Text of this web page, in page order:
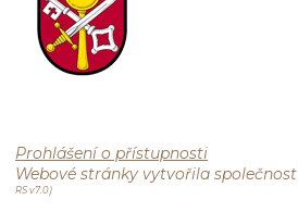
Prohlášení o přístupnosti
Webové stránky vytvořila společnost
RS v7.0)